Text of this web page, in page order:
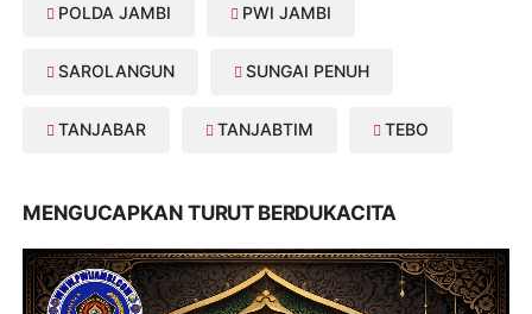
POLDA JAMBI PWI JAMBI
SAROLANGUN SUNGAI PENUH
TANJABAR TANJABTIM TEBO
MENGUCAPKAN TURUT BERDUKACITA